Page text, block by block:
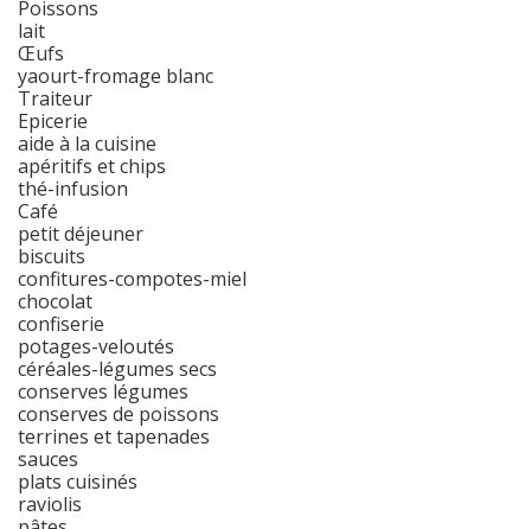
Poissons
lait
Œufs
yaourt-fromage blanc
Traiteur
Epicerie
aide à la cuisine
apéritifs et chips
thé-infusion
Café
petit déjeuner
biscuits
confitures-compotes-miel
chocolat
confiserie
potages-veloutés
céréales-légumes secs
conserves légumes
conserves de poissons
terrines et tapenades
sauces
plats cuisinés
raviolis